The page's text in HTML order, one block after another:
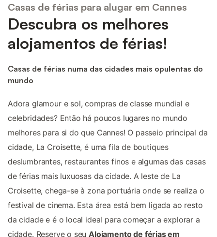
Casas de férias para alugar em Cannes
Descubra os melhores
alojamentos de férias!
Casas de férias numa das cidades mais opulentas do
mundo
Adora glamour e sol, compras de classe mundial e
celebridades? Então há poucos lugares no mundo
melhores para si do que Cannes! O passeio principal da
cidade, La Croisette, é uma fila de boutiques
deslumbrantes, restaurantes finos e algumas das casas
de férias mais luxuosas da cidade. A leste de La
Croisette, chega-se à zona portuária onde se realiza o
festival de cinema. Esta área está bem ligada ao resto
da cidade e é o local ideal para começar a explorar a
cidade. Reserve o seuAlojamento de férias em